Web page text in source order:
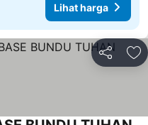
Lihat harga
Kongsi